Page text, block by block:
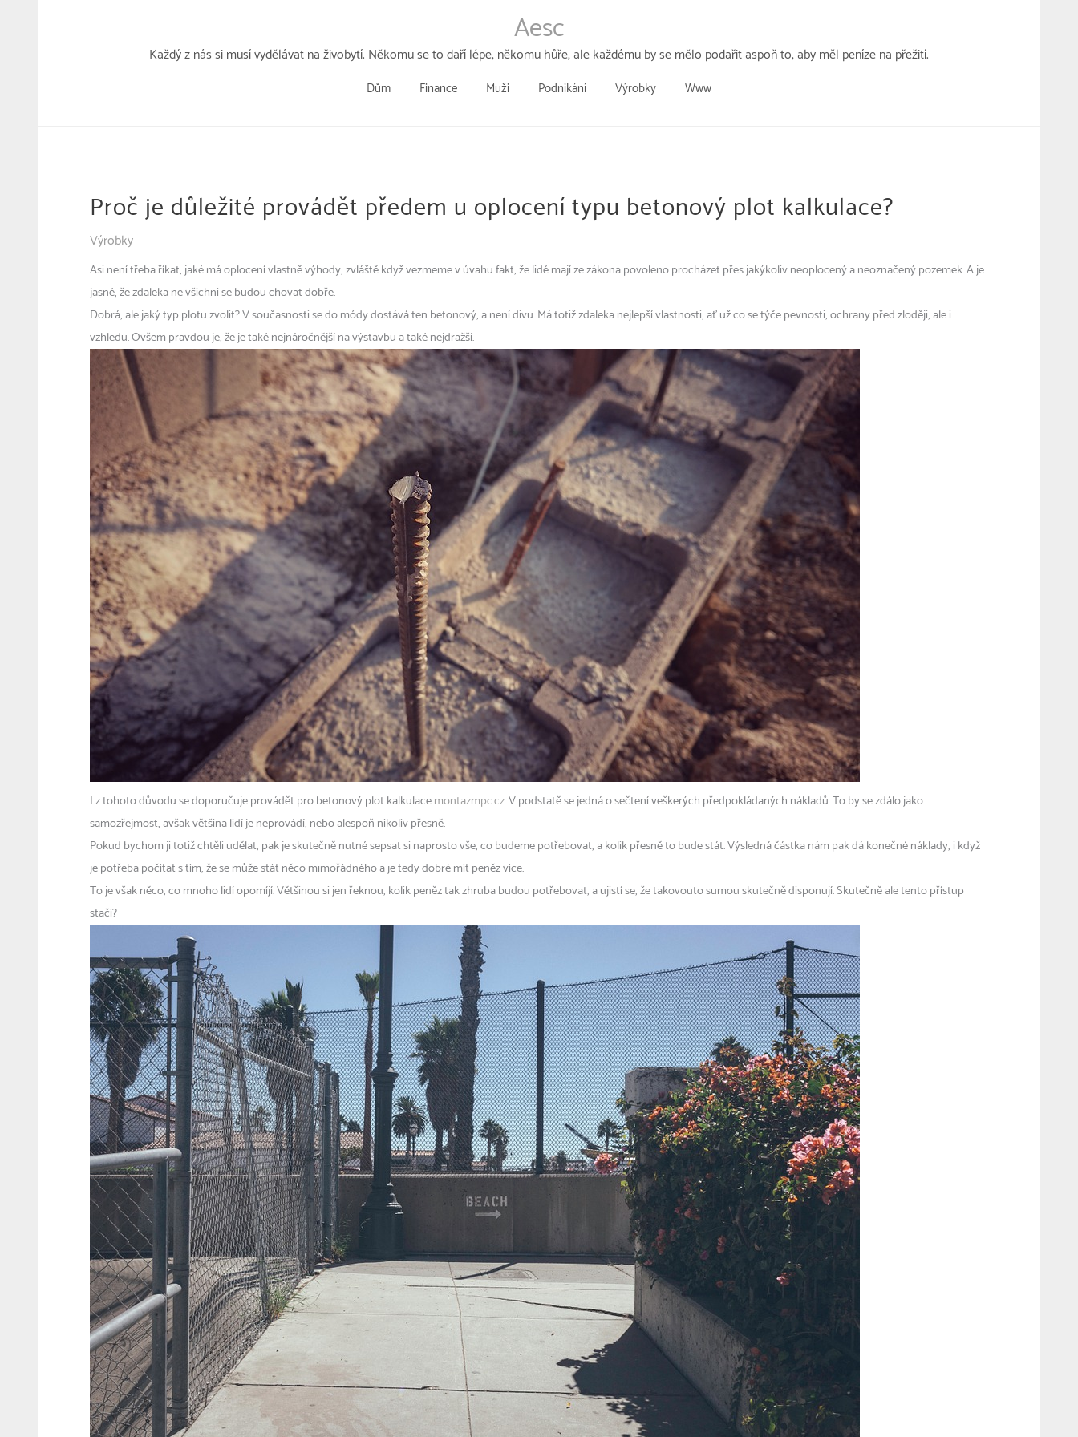
Aesc
Každý z nás si musí vydělávat na živobytí. Někomu se to daří lépe, někomu hůře, ale každému by se mělo podařit aspoň to, aby měl peníze na přežití.
Dům Finance Muži Podnikání Výrobky Www
Proč je důležité provádět předem u oplocení typu betonový plot kalkulace?
Výrobky
Asi není třeba říkat, jaké má oplocení vlastně výhody, zvláště když vezmeme v úvahu fakt, že lidé mají ze zákona povoleno procházet přes jakýkoliv neoplocený a neoznačený pozemek. A je
jasné, že zdaleka ne všichni se budou chovat dobře.
Dobrá, ale jaký typ plotu zvolit? V současnosti se do módy dostává ten betonový, a není divu. Má totiž zdaleka nejlepší vlastnosti, ať už co se týče pevnosti, ochrany před zloději, ale i
vzhledu. Ovšem pravdou je, že je také nejnáročnější na výstavbu a také nejdražší.
I z tohoto důvodu se doporučuje provádět pro betonový plot kalkulacemontazmpc.cz. V podstatě se jedná o sečtení veškerých předpokládaných nákladů. To by se zdálo jako
samozřejmost, avšak většina lidí je neprovádí, nebo alespoň nikoliv přesně.
Pokud bychom ji totiž chtěli udělat, pak je skutečně nutné sepsat si naprosto vše, co budeme potřebovat, a kolik přesně to bude stát. Výsledná částka nám pak dá konečné náklady, i když
je potřeba počítat s tím, že se může stát něco mimořádného a je tedy dobré mít peněz více.
To je však něco, co mnoho lidí opomíjí. Většinou si jen řeknou, kolik peněz tak zhruba budou potřebovat, a ujistí se, že takovouto sumou skutečně disponují. Skutečně ale tento přístup
stačí?